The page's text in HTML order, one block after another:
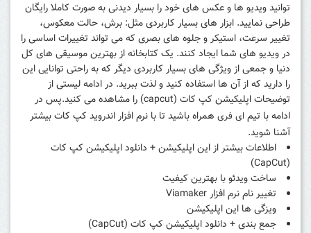
توانید ویدیو ها و عکس های خود را بسیار دیدنی به صورت کاملا رایگان
طراحی نمایید. ابزار های بسیار کاربردی مثل: برش، حالت معکوس،
تغییر سرعت، استیکر و جلوه های بصری که می تواند تغییرات اساسی را
در ویدیو های شما ایجاد کنند. یک کتابخانه از بهترین موسیقی های کل
دنیا و جمعی از ویژگی های بسیار کاربردی دیگر که به راحتی توانایی این
را دارید که از آن ها استفاده کنید و لذت ببرید. در ادامه لیستی از
توضیحات اپلیکیشن کپ کات (capcut) را مشاهده می کنید.پس در
ادامه با تیم ای فری همراه باشید تا با نرم افزار اندروید کپ کات بیشتر
آشنا شوید.
اطلاعات بیشتر از این اپلیکیشن + دانلود اپلیکیشن کپ کات
(CapCut)
ساخت ویدئو با بهترین کیفیت
تغییر نام نرم افزار Viamaker
ویزگی ها این اپلیکیشن
جمع بندی + دانلود اپلیکیشن کپ کات (CapCut)